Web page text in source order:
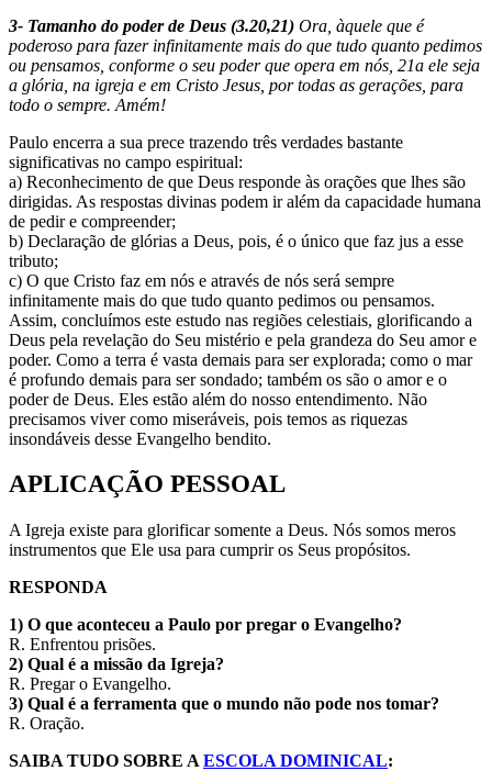
3- Tamanho do poder de Deus (3.20,21) Ora, àquele que é
poderoso para fazer infinitamente mais do que tudo quanto pedimos
ou pensamos, conforme o seu poder que opera em nós, 21a ele seja
a glória, na igreja e em Cristo Jesus, por todas as gerações, para
todo o sempre. Amém!
Paulo encerra a sua prece trazendo três verdades bastante
significativas no campo espiritual:
a) Reconhecimento de que Deus responde às orações que lhes são
dirigidas. As respostas divinas podem ir além da capacidade humana
de pedir e compreender;
b) Declaração de glórias a Deus, pois, é o único que faz jus a esse
tributo;
c) O que Cristo faz em nós e através de nós será sempre
infinitamente mais do que tudo quanto pedimos ou pensamos.
Assim, concluímos este estudo nas regiões celestiais, glorificando a
Deus pela revelação do Seu mistério e pela grandeza do Seu amor e
poder. Como a terra é vasta demais para ser explorada; como o mar
é profundo demais para ser sondado; também os são o amor e o
poder de Deus. Eles estão além do nosso entendimento. Não
precisamos viver como miseráveis, pois temos as riquezas
insondáveis desse Evangelho bendito.
APLICAÇÃO PESSOAL
A Igreja existe para glorificar somente a Deus. Nós somos meros
instrumentos que Ele usa para cumprir os Seus propósitos.
RESPONDA
1) O que aconteceu a Paulo por pregar o Evangelho?
R. Enfrentou prisões.
2) Qual é a missão da Igreja?
R. Pregar o Evangelho.
3) Qual é a ferramenta que o mundo não pode nos tomar?
R. Oração.
SAIBA TUDO SOBRE A ESCOLA DOMINICAL: